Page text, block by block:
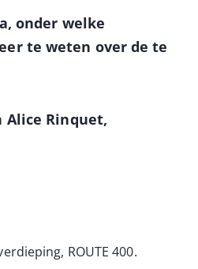
onder welke
te weten over de te
Alice Rinquet,
ROUTE 400.